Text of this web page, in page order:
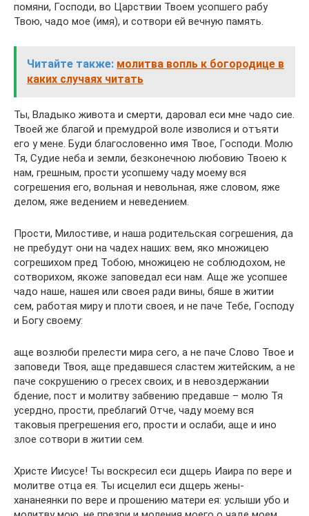
помяни, Господи, во Царствии Твоем усопшего рабу
Твою, чадо мое (имя), и сотвори ей вечную память.
Читайте также: молитва вопль к богородице в
каких случаях читать
Ты, Владыко живота и смерти, даровал еси мне чадо сие.
Твоей же благой и премудрой воле изволися и отъяти
его у мене. Буди благословенно имя Твое, Господи. Молю
Тя, Судие неба и земли, безконечною любовию Твоею к
нам, грешным, прости усопшему чаду моему вся
согрешения его, вольная и невольная, яже словом, яже
делом, яже ведением и неведением.
Прости, Милостиве, и наша родительская согрешения, да
не пребудут они на чадех наших: вем, яко множицею
согрешихом пред Тобою, множицею не соблюдохом, не
сотворихом, якоже заповедал еси нам. Аще же усопшее
чадо наше, нашея или своея ради вины, бяше в житии
сем, работая миру и плоти своея, и не паче Тебе, Господу
и Богу своему:
аще возлюби прелести мира сего, а не паче Слово Твое и
заповеди Твоя, аще предавшеся сластем житейским, а не
паче сокрушению о гресех своих, и в невоздержании
бдение, пост и молитву забвению предавше – молю Тя
усердно, прости, преблагий Отче, чаду моему вся
таковыя прегрешения его, прости и ослаби, аще и ино
злое сотвори в житии сем.
Христе Иисусе! Ты воскресил еси дщерь Иаира по вере и
молитве отца ея. Ты исцелил еси дщерь жены-
хананеянки по вере и прошению матери ея: услыши убо и